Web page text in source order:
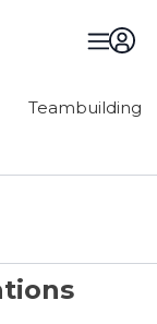
Teambuilding